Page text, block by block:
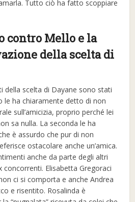
Tutto ciò ha fatto scoppiare
contro Mello e la
della scelta di
della scelta di Dayane sono stati
le ha chiaramente detto di non
sull’amicizia, proprio perché lei
sa nulla. La seconda le ha
è assurdo che pur di non
ostacolare anche un’amica.
anche da parte degli altri
concorrenti. Elisabetta Gregoraci
ci si comporta e anche Andrea
e risentito. Rosalinda è